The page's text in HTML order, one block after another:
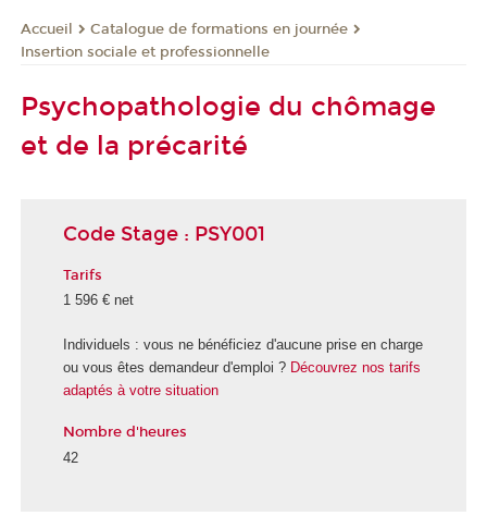
Accueil
Catalogue de formations en journée
Insertion sociale et professionnelle
Psychopathologie du chômage
et de la précarité
Code Stage : PSY001
Tarifs
1 596 € net
Individuels : vous ne bénéficiez d'aucune prise en charge
ou vous êtes demandeur d'emploi ? Découvrez nos tarifs
adaptés à votre situation
Nombre d'heures
42